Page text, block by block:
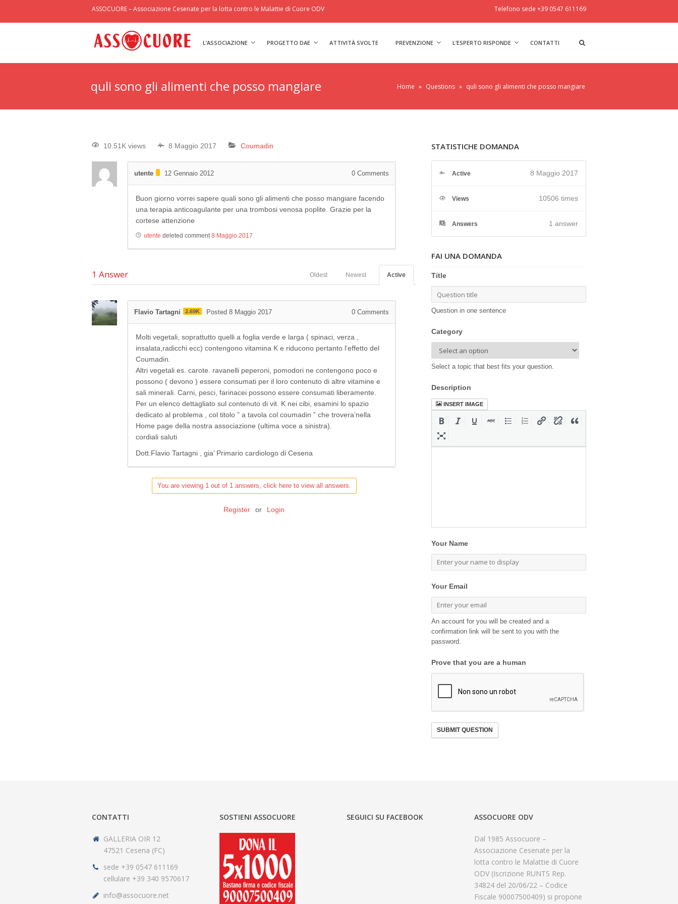
ASSOCUORE – Associazione Cesenate per la lotta contro le Malattie di Cuore ODV Telefono sede +39 0547 611169
L’ASSOCIAZIONE PROGETTO DAE ATTIVITÀ SVOLTE PREVENZIONE L’ESPERTO RISPONDE CONTATTI
quli sono gli alimenti che posso mangiare Home » Questions » quli sono gli alimenti che posso mangiare
10.51K views 8 Maggio 2017 Coumadin
utente 12 Gennaio 2012 0 Comments
Buon giorno vorrei sapere quali sono gli alimenti che posso mangiare facendo
una terapia anticoagulante per una trombosi venosa poplite. Grazie per la
cortese attenzione
utente deleted comment8 Maggio 2017
1 Answer Active
Newest
Oldest
Flavio Tartagni 2.69K Posted 8 Maggio 2017 0 Comments
Molti vegetali, soprattutto quelli a foglia verde e larga ( spinaci, verza ,
insalata,radicchi ecc) contengono vitamina K e riducono pertanto l’effetto del
Coumadin.
Altri vegetali es. carote. ravanelli peperoni, pomodori ne contengono poco e
possono ( devono ) essere consumati per il loro contenuto di altre vitamine e
sali minerali. Carni, pesci, farinacei possono essere consumati liberamente.
Per un elenco dettagliato sul contenuto di vit. K nei cibi, esamini lo spazio
dedicato al problema , col titolo ” a tavola col coumadin ” che trovera’nella
Home page della nostra associazione (ultima voce a sinistra).
cordiali saluti
Dott.Flavio Tartagni , gia’ Primario cardiologo di Cesena
You are viewing 1 out of 1 answers, click here to view all answers.
Register or Login
STATISTICHE DOMANDA
Active 8 Maggio 2017
Views 10506 times
Answers 1 answer
FAI UNA DOMANDA
Title
Question in one sentence
Category
Select a topic that best fits your question.
Description
INSERT IMAGE
Your Name
Your Email
An account for you will be created and a
confirmation link will be sent to you with the
password.
Prove that you are a human
SUBMIT QUESTION
CONTATTI
GALLERIA OIR 12
47521 Cesena (FC)
sede +39 0547 611169
cellulare +39 340 9570617
info@assocuore.net
SOSTIENI ASSOCUORE SEGUICI SU FACEBOOK ASSOCUORE ODV
Dal 1985 Assocuore –
Associazione Cesenate per la
lotta contro le Malattie di Cuore
ODV (Iscrizione RUNTS Rep.
34824 del 20/06/22 – Codice
Fiscale 90007500409) si propone